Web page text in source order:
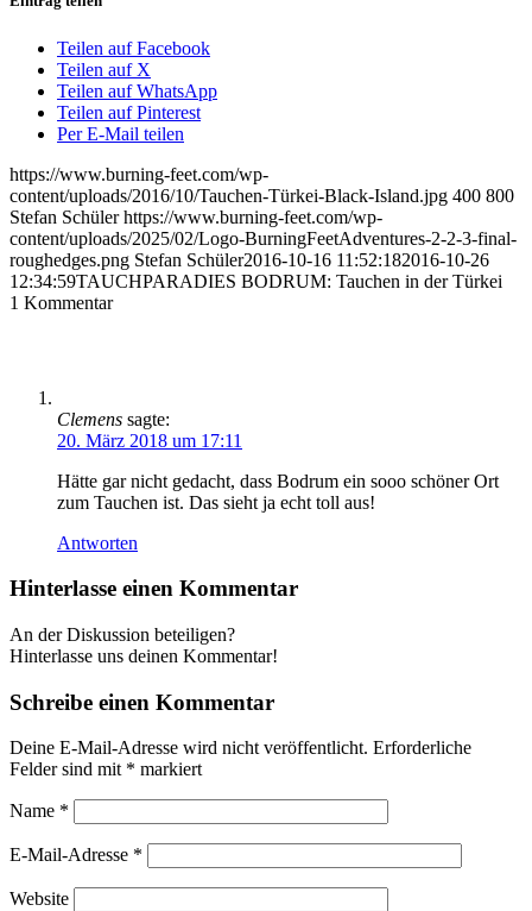
Teilen auf Facebook
Teilen auf X
Teilen auf WhatsApp
Teilen auf Pinterest
Per E-Mail teilen
https://www.burning-feet.com/wp-
content/uploads/2016/10/Tauchen-Türkei-Black-Island.jpg 400 800
Stefan Schüler https://www.burning-feet.com/wp-
content/uploads/2025/02/Logo-BurningFeetAdventures-2-2-3-final-
roughedges.png Stefan Schüler2016-10-16 11:52:182016-10-26
12:34:59TAUCHPARADIES BODRUM: Tauchen in der Türkei
1 Kommentar
Clemens sagte:
20. März 2018 um 17:11
Hätte gar nicht gedacht, dass Bodrum ein sooo schöner Ort
zum Tauchen ist. Das sieht ja echt toll aus!
Antworten
Hinterlasse einen Kommentar
An der Diskussion beteiligen?
Hinterlasse uns deinen Kommentar!
Schreibe einen Kommentar
Deine E-Mail-Adresse wird nicht veröffentlicht. Erforderliche
Felder sind mit * markiert
Name *
E-Mail-Adresse *
Website